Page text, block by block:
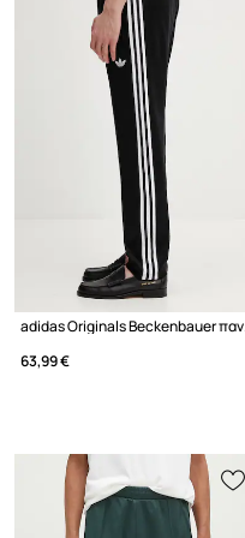
63,99 €